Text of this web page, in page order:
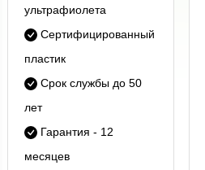
ультрафиолета
Сертифицированный
пластик
Срок службы до 50
лет
Гарантия - 12
месяцев